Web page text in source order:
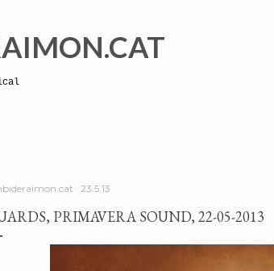
23.5.13
PRIMAVERA SOUND, 22-05-2013